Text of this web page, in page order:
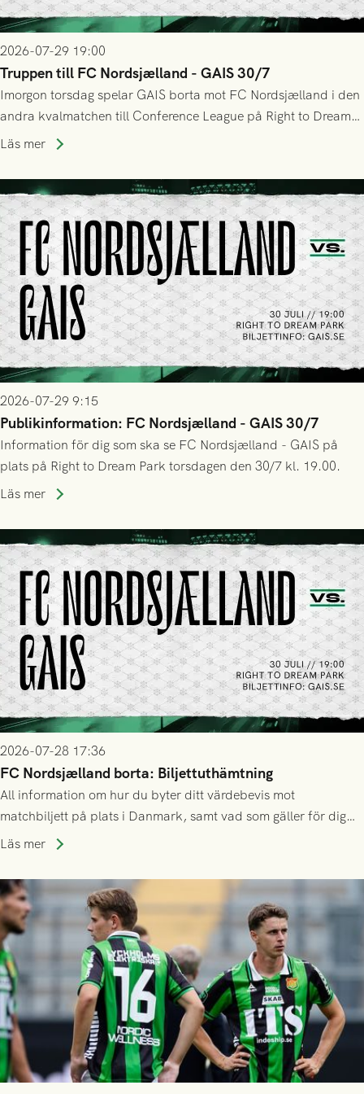
2026-07-29 19:00
Truppen till FC Nordsjælland - GAIS 30/7
Imorgon torsdag spelar GAIS borta mot FC Nordsjælland i den
andra kvalmatchen till Conference League på Right to Dream
Park! Fredrik Holmberg och ledarstaben har tagit ut följande
Läs mer
2026-07-29 9:15
Publikinformation: FC Nordsjælland - GAIS 30/7
Information för dig som ska se FC Nordsjælland - GAIS på
plats på Right to Dream Park torsdagen den 30/7 kl. 19.00.
Läs mer
2026-07-28 17:36
FC Nordsjælland borta: Biljettuthämtning
All information om hur du byter ditt värdebevis mot
matchbiljett på plats i Danmark, samt vad som gäller för dig
som står på reservlista eller fått förhinder.
Läs mer